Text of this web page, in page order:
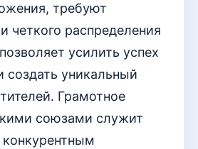
требуют
четкого распределения
усилить успех
создать уникальный
Грамотное
союзами служит